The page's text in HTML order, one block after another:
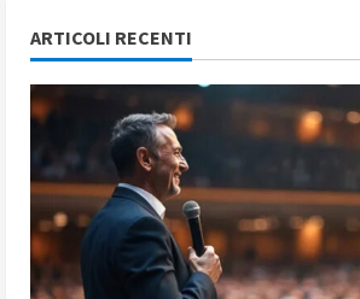
ARTICOLI RECENTI